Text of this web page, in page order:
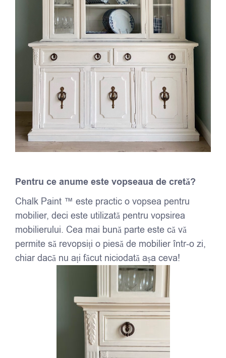
Pentru ce anume este vopseaua de cretă?
Chalk Paint ™ este practic o vopsea pentru
mobilier, deci este utilizată pentru vopsirea
mobilierului. Cea mai bună parte este că vă
permite să revopsiți o piesă de mobilier într-o zi,
chiar dacă nu ați făcut niciodată așa ceva!